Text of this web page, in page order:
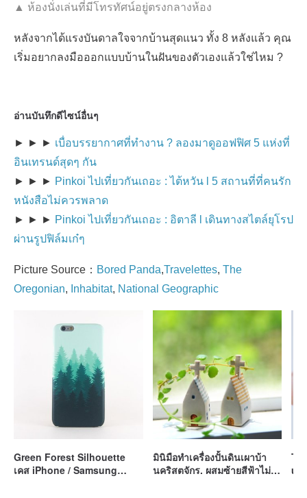
▲ ห้องนั่งเล่นที่มีโทรทัศน์อยู่ตรงกลางห้อง
หลังจากได้แรงบันดาลใจจากบ้านสุดแนว ทั้ง 8 หลังแล้ว คุณ
เริ่มอยากลงมือออกแบบบ้านในฝันของตัวเองแล้วใช่ไหม ?
อ่านบันทึกดีไซน์อื่นๆ
► ► ► เบื่อบรรยากาศที่ทำงาน ? ลองมาดูออฟฟิศ 5 แห่งที่
อินเทรนด์สุดๆ กัน
► ► ► Pinkoi ไปเที่ยวกันเถอะ : ไต้หวัน l 5 สถานที่ที่คนรัก
หนังสือไม่ควรพลาด
► ► ► Pinkoi ไปเที่ยวกันเถอะ : อิตาลี l เดินทางสไตล์ยุโรป
ผ่านรูปฟิล์มเก๋ๆ
Picture Source： Bored Panda,Travelettes, The
Oregonian, Inhabitat, National Geographic
Green Forest Silhouette
เคส iPhone / Samsung
มินิมือทำเครื่องปั้นดินเผาบ้า
นคริสตจักร. ผสมซ้ายสีฟ้าไม่ได้